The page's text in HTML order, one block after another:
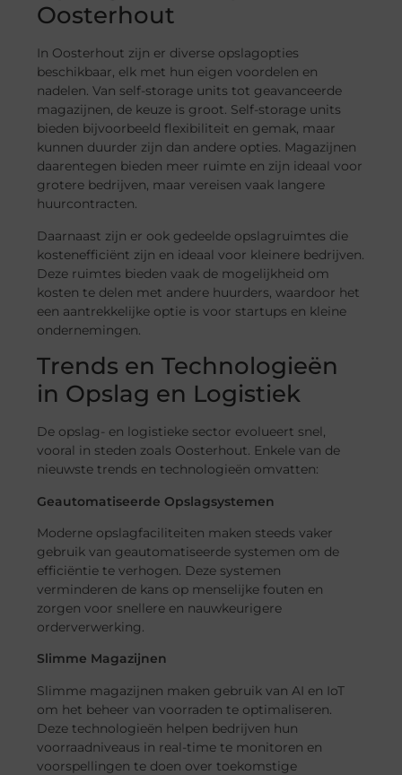
Oosterhout
In Oosterhout zijn er diverse opslagopties
beschikbaar, elk met hun eigen voordelen en
nadelen. Van self-storage units tot geavanceerde
magazijnen, de keuze is groot. Self-storage units
bieden bijvoorbeeld flexibiliteit en gemak, maar
kunnen duurder zijn dan andere opties. Magazijnen
daarentegen bieden meer ruimte en zijn ideaal voor
grotere bedrijven, maar vereisen vaak langere
huurcontracten.
Daarnaast zijn er ook gedeelde opslagruimtes die
kostenefficiënt zijn en ideaal voor kleinere bedrijven.
Deze ruimtes bieden vaak de mogelijkheid om
kosten te delen met andere huurders, waardoor het
een aantrekkelijke optie is voor startups en kleine
ondernemingen.
Trends en Technologieën
in Opslag en Logistiek
De opslag- en logistieke sector evolueert snel,
vooral in steden zoals Oosterhout. Enkele van de
nieuwste trends en technologieën omvatten:
Geautomatiseerde Opslagsystemen
Moderne opslagfaciliteiten maken steeds vaker
gebruik van geautomatiseerde systemen om de
efficiëntie te verhogen. Deze systemen
verminderen de kans op menselijke fouten en
zorgen voor snellere en nauwkeurigere
orderverwerking.
Slimme Magazijnen
Slimme magazijnen maken gebruik van AI en IoT
om het beheer van voorraden te optimaliseren.
Deze technologieën helpen bedrijven hun
voorraadniveaus in real-time te monitoren en
voorspellingen te doen over toekomstige